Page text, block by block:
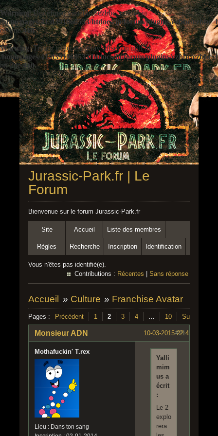
Warning: Undefined variable $ezbbc_config in
/homepages/41/d391060533/htdocs/jp/forum/plugins/ezbbc/
on line410
Warning: Trying to access array offset on null in
/homepages/41/d391060533/htdocs/jp/forum/plugins/ezbbc/
on line410
Jurassic-Park.fr | Le
Forum
Bienvenue sur le forum Jurassic-Park.fr
Site Accueil Liste des membres
Règles Recherche Inscription Identification
Vous n'êtes pas identifié(e).
Contributions : Récentes Sans réponse
Accueil » Culture » Franchise Avatar
Pages : Précédent 1 2 3 4 … 10 Suivant
#21
10-03-2015 22:45:42
Monsieur ADN
Mothafuckin' T.rex
Lieu : Dans ton sang
Yalli
mim
us a
écrit
:
Le 2
explo
rera